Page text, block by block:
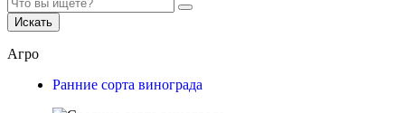
Искать
Агро
Ранние сорта винограда